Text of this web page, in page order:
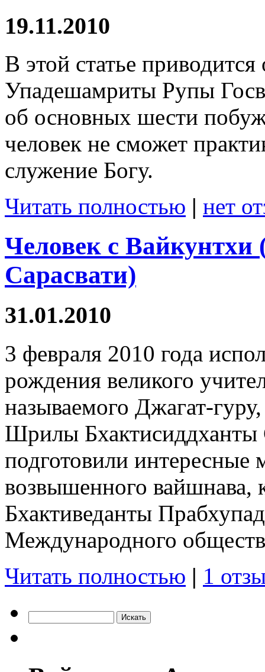
19.11.2010
В этой статье
Упадешамриты Рупы
об основных шести
человек не сможет
служение Богу.
Читать полностью | нет
Человек с
Сарасвати)
31.01.2010
3 февраля 2010 года
рождения великого
называемого Джагат-
Шрилы Бхактисиддханты
подготовили интересные
возвышенного
Бхактиведанты
Международного
Читать полностью | 1